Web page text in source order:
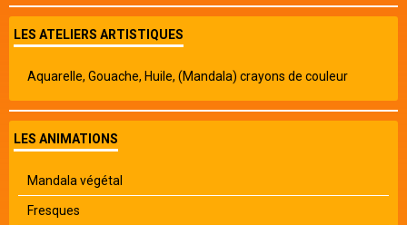
LES ATELIERS ARTISTIQUES
Aquarelle, Gouache, Huile, (Mandala) crayons de couleur
LES ANIMATIONS
Mandala végétal
Fresques